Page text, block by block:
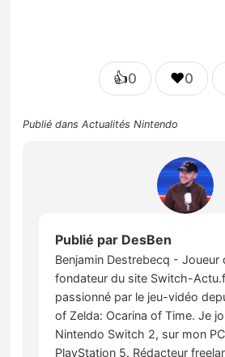
👍0 ❤️0
Publié dansActualités Nintendo
Publié par DesBen
Benjamin Destrebecq - Joueur
fondateur du site Switch-
passionné par le jeu-vidéo
of Zelda: Ocarina of Time. Je
Nintendo Switch 2, sur mon
PlayStation 5. Rédacteur